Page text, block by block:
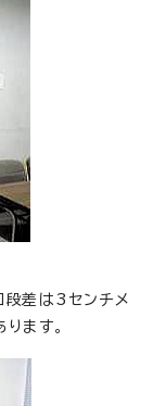
段差は3センチメ
ます。